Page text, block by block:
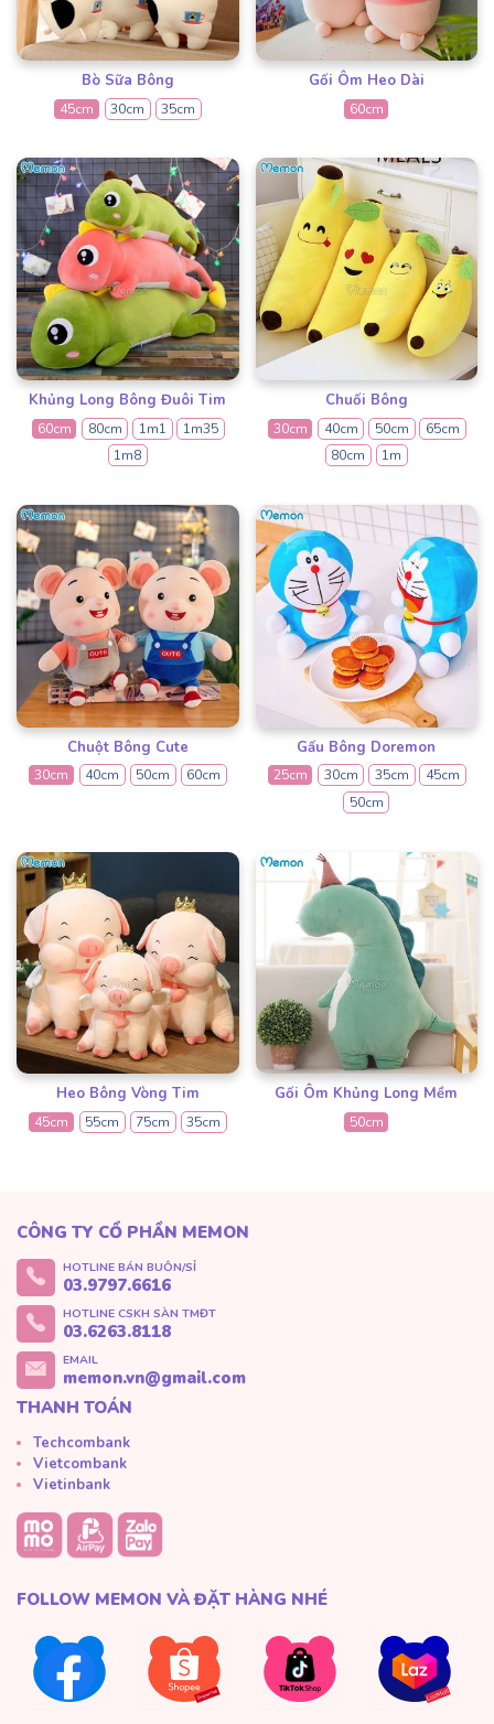
Bò Sữa Bông
45cm 30cm 35cm
Gối Ôm Heo Dài
60cm
Khủng Long Bông Đuôi Tim
60cm 80cm 1m1
1m35
1m8
Chuối Bông
30cm 40cm 50cm
65cm
80cm
1m
Chuột Bông Cute
30cm 40cm 50cm 60cm
Gấu Bông Doremon
25cm 30cm 35cm
45cm
50cm
Heo Bông Vòng Tim
45cm 55cm 75cm 35cm
Gối Ôm Khủng Long Mềm
50cm
CÔNG TY CỔ PHẦN MEMON
HOTLINE BÁN BUÔN/SỈ
03.9797.6616
HOTLINE CSKH SÀN TMĐT
03.6263.8118
EMAIL
memon.vn@gmail.com
THANH TOÁN
Techcombank
Vietcombank
Vietinbank
FOLLOW MEMON VÀ ĐẶT HÀNG NHÉ